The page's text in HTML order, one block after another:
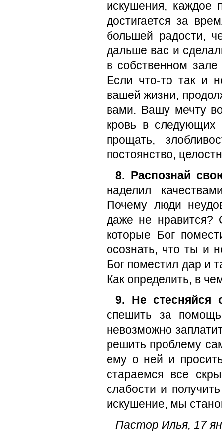
искушения, каждое
достигается за
большей радости,
дальше вас и
в собственном
Если что-то так и
вашей жизни,
вами. Вашу мечту
кровь в следующих
прощать,
постоянство,
8. Распознай
наделил
Почему люди
даже не нравится?
которые Бог
осознать, что ты и
Бог поместил дар и
Как определить, в
9. Не
спешить за
невозможно
решить проблему
ему о ней и
стараемся все
слабости и
искушение, мы
Пастор Илья, 17